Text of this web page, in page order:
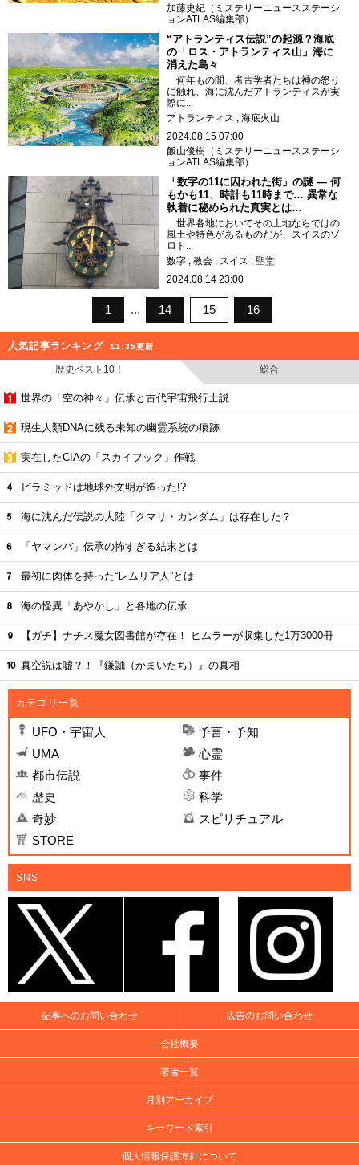
加藤史紀（ミステリーニュースステーシ
ョンATLAS編集部）
“アトランティス伝説”の起源？海底
の「ロス・アトランティス山」海に
消えた島々
何年もの間、考古学者たちは神の怒り
に触れ、海に沈んだアトランティスが実
際に...
アトランティス
海底火山
2024.08.15 07:00
飯山俊樹（ミステリーニュースステーシ
ョンATLAS編集部）
「数字の11に囚われた街」の謎 ― 何
もかも11、時計も11時まで… 異常な
執着に秘められた真実とは…
世界各地においてその土地ならではの
風土や特色があるものだが、スイスのゾ
ロト...
数字
教会 スイス
聖堂
2024.08.14 23:00
1 14 15 16
人気記事ランキング 11:35更新
歴史ベスト10！ 総合
世界の「空の神々」伝承と古代宇宙飛行士説
現生人類DNAに残る未知の幽霊系統の痕跡
実在したCIAの「スカイフック」作戦
ピラミッドは地球外文明が造った!?
海に沈んだ伝説の大陸「クマリ・カンダム」は存在した？
「ヤマンバ」伝承の怖すぎる結末とは
最初に肉体を持った“レムリア人”とは
海の怪異「あやかし」と各地の伝承
【ガチ】ナチス魔女図書館が存在！ ヒムラーが収集した1万3000冊
真空説は嘘？！『鎌鼬（かまいたち）』の真相
カテゴリ一覧
UFO・宇宙人
予言・予知
UMA
心霊
都市伝説
事件
歴史
科学
奇妙
スピリチュアル
STORE
SNS
記事へのお問い合わせ 広告のお問い合わせ
会社概要
著者一覧
月別アーカイブ
キーワード索引
個人情報保護方針について